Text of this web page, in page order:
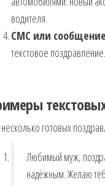
водителя.
СМС или
текстовое поздравление.
готовых
Любимый муж,
надёжным. Желаю